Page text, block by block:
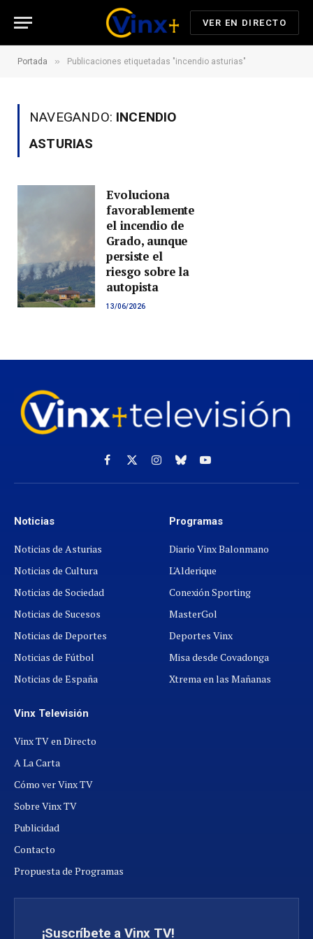
VER EN DIRECTO
Portada » Publicaciones etiquetadas "incendio asturias"
NAVEGANDO: INCENDIO
ASTURIAS
Evoluciona
favorablemente
el incendio de
Grado, aunque
persiste el
riesgo sobre la
autopista
13/06/2026
Facebook
X
(Twitter)
Instagram
Cielo
azul
YouTube
Noticias
Noticias de Asturias
Noticias de Cultura
Noticias de Sociedad
Noticias de Sucesos
Noticias de Deportes
Noticias de Fútbol
Noticias de España
Programas
Diario Vinx Balonmano
L'Alderique
Conexión Sporting
MasterGol
Deportes Vinx
Misa desde Covadonga
Xtrema en las Mañanas
Vinx Televisión
Vinx TV en Directo
A La Carta
Cómo ver Vinx TV
Sobre Vinx TV
Publicidad
Contacto
Propuesta de Programas
¡Suscríbete a Vinx TV!